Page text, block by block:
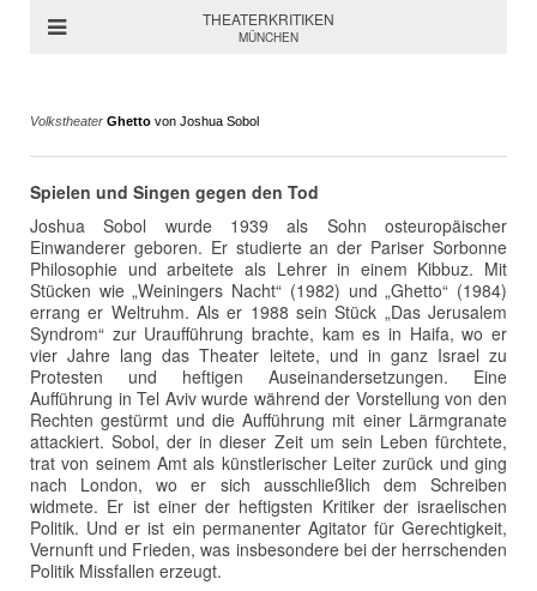
THEATERKRITIKEN
MÜNCHEN
Volkstheater Ghetto von Joshua Sobol
Spielen und Singen gegen den Tod
Joshua Sobol wurde 1939 als Sohn osteuropäischer
Einwanderer geboren. Er studierte an der Pariser Sorbonne
Philosophie und arbeitete als Lehrer in einem Kibbuz. Mit
Stücken wie „Weiningers Nacht“ (1982) und „Ghetto“ (1984)
errang er Weltruhm. Als er 1988 sein Stück „Das Jerusalem
Syndrom“ zur Uraufführung brachte, kam es in Haifa, wo er
vier Jahre lang das Theater leitete, und in ganz Israel zu
Protesten und heftigen Auseinandersetzungen. Eine
Aufführung in Tel Aviv wurde während der Vorstellung von den
Rechten gestürmt und die Aufführung mit einer Lärmgranate
attackiert. Sobol, der in dieser Zeit um sein Leben fürchtete,
trat von seinem Amt als künstlerischer Leiter zurück und ging
nach London, wo er sich ausschließlich dem Schreiben
widmete. Er ist einer der heftigsten Kritiker der israelischen
Politik. Und er ist ein permanenter Agitator für Gerechtigkeit,
Vernunft und Frieden, was insbesondere bei der herrschenden
Politik Missfallen erzeugt.